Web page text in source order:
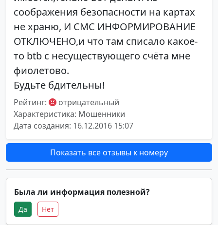
соображения безопасности на картах
не храню, И СМС ИНФОРМИРОВАНИЕ
ОТКЛЮЧЕНО,и что там списало какое-
то btb с несуществующего счёта мне
фиолетово.
Будьте бдительны!
Рейтинг:
отрицательный
Характеристика: Мошенники
Дата создания: 16.12.2016 15:07
Показать все отзывы к номеру
Была ли информация полезной?
Да Нет